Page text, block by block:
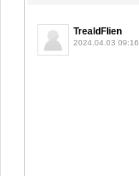
TrealdFlien
2024.04.03 09:16